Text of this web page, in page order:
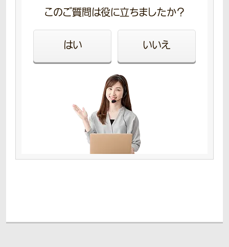
このご質問は役に立ちましたか？
はい いいえ